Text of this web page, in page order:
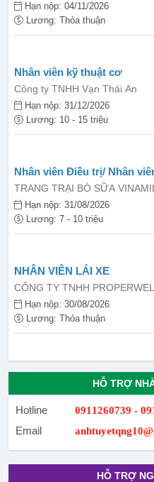
Hạn nộp: 04/11/2026
Lương: Thỏa thuận
Nhân viên kỹ thuật cơ
Công ty TNHH Vạn Thái An
Hạn nộp: 31/12/2026
Lương: 10 - 15 triệu
Nhân viên Điều trị/ Nhân
nuôi (LĐPT THCS trở lên)
TRANG TRẠI BÒ SỮA
Hạn nộp: 31/08/2026
Lương: 7 - 10 triệu
NHÂN VIÊN LÁI XE
CÔNG TY TNHH
Hạn nộp: 30/08/2026
Lương: Thỏa thuận
HỖ TRỢ
Hotline 0911260739 -
Email
HỖ TRỢ